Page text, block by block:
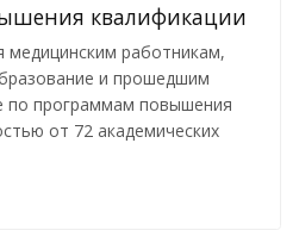
квалификации
медицинским работникам,
и прошедшим
по программам повышения
от 72 академических